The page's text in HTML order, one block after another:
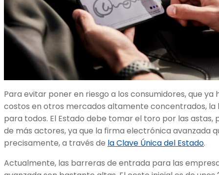
Para evitar poner en riesgo a los consumidores, que
costos en otros mercados altamente concentrados,
para todos. El Estado debe tomar el toro por las
de más actores, ya que la firma electrónica avanzada
precisamente, a través de la Clave Única del Estado.
Actualmente, las barreras de entrada para las